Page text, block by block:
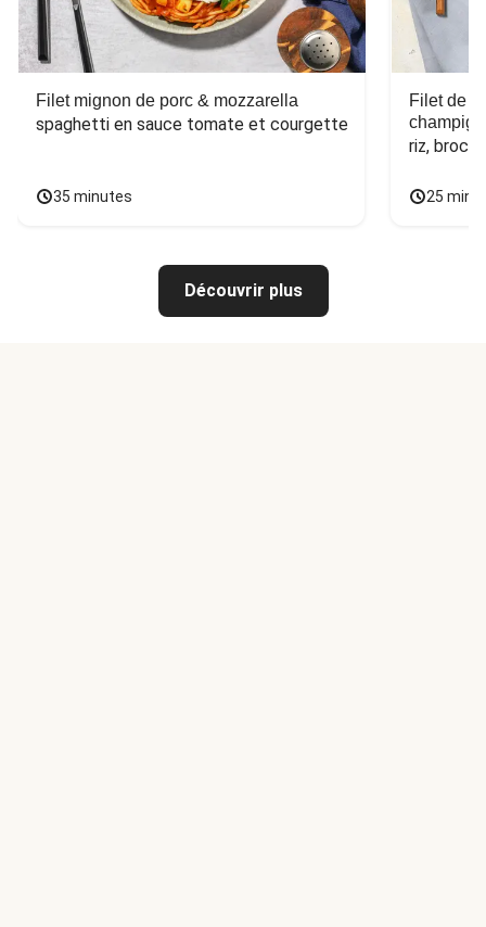
Filet mignon de porc & mozzarella
spaghetti en sauce tomate et courgette
35 minutes
Filet de
riz,
25
Découvrir plus